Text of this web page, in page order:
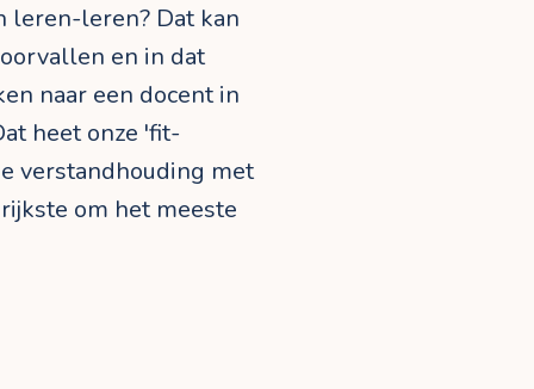
leren-leren? Dat kan
en in dat
naar een docent in
heet onze 'fit-
verstandhouding met
om het meeste